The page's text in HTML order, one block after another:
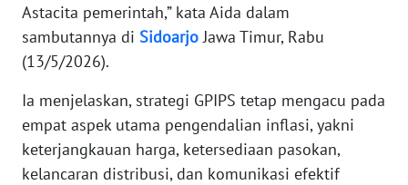
Astacita pemerintah,” kata Aida dalam
sambutannya di Sidoarjo Jawa Timur, Rabu
(13/5/2026).
Ia menjelaskan, strategi GPIPS tetap mengacu pada
empat aspek utama pengendalian inflasi, yakni
keterjangkauan harga, ketersediaan pasokan,
kelancaran distribusi, dan komunikasi efektif
WN
BANTEN
NTT
WN
KEPRI